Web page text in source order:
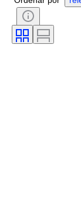
Tema
Encuadernado
Idioma